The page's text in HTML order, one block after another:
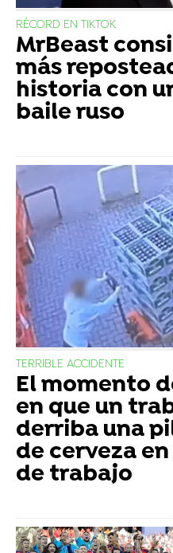
RÉCORD EN TIKTOK
MrBeast
más
historia con
baile ruso
TERRIBLE ACCIDENTE
El momento
en que un
derriba una
de cerveza
de trabajo